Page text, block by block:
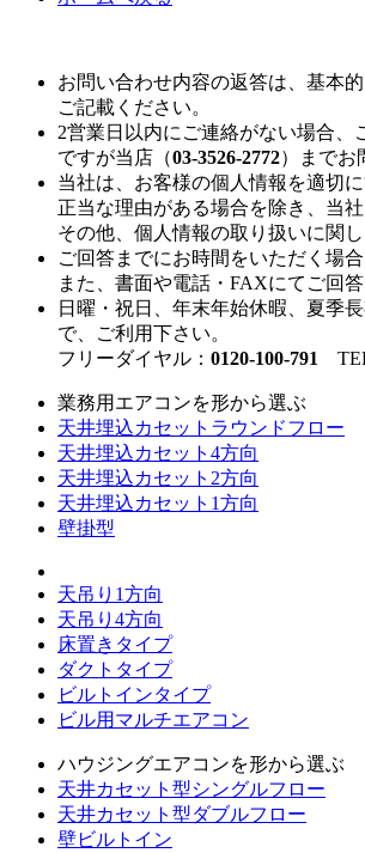
お問い合わせ内容の返答は、基本
ご記載ください。
2営業日以内にご連絡がない場合
ですが当店（03-3526-2772）までお
当社は、お客様の個人情報を適切に
正当な理由がある場合を除き、当
その他、個人情報の取り扱いに関し
ご回答までにお時間をいただく場合
また、書面や電話・FAXにてご回
日曜・祝日、年末年始休暇、夏季
で、ご利用下さい。
フリーダイヤル： 0120-100-791
業務用エアコンを形から選ぶ
天井埋込カセットラウンドフロー
天井埋込カセット4方向
天井埋込カセット2方向
天井埋込カセット1方向
壁掛型
天吊り1方向
天吊り4方向
床置きタイプ
ダクトタイプ
ビルトインタイプ
ビル用マルチエアコン
ハウジングエアコンを形から選ぶ
天井カセット型シングルフロー
天井カセット型ダブルフロー
壁ビルトイン